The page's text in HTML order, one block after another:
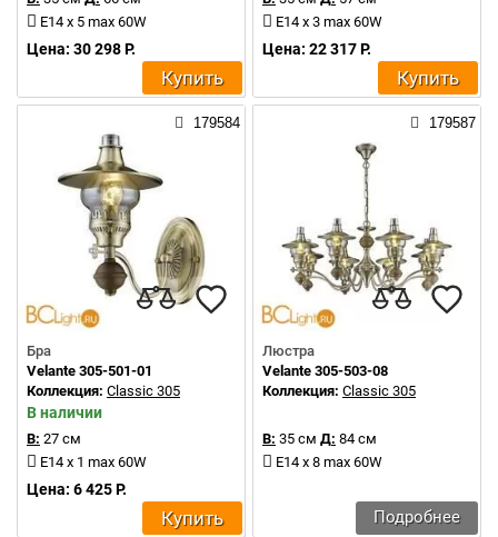
E14 x 5 max 60W
Цена: 30 298 Р.
Купить
E14 x 3 max 60W
Цена: 22 317 Р.
Купить
179584
Бра
Velante 305-501-01
Коллекция: Classic 305
В наличии
В: 27 см
E14 x 1 max 60W
Цена: 6 425 Р.
Купить
179587
Люстра
Velante 305-503-08
Коллекция: Classic 305
В: 35 см Д: 84 см
E14 x 8 max 60W
Подробнее